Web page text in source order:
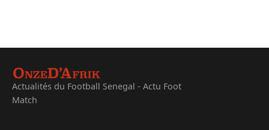
Actualités du Football Senegal - Actu Foot
Match